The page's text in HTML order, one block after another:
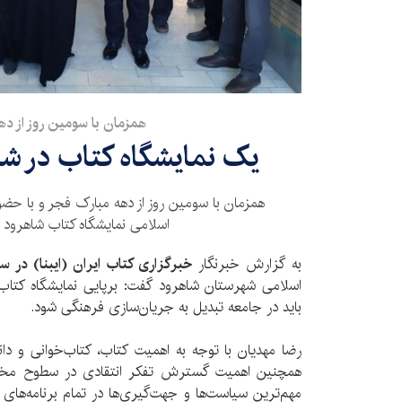
همزمان با سومین روز از
یک نمایشگاه کتاب در
همزمان با سومین روز از دهه مبارک فجر و با
اسلامی نمایشگاه کتاب
به گزارش خبرنگار خبرگزاری کتاب ایران (ایبنا) در
اسلامی شهرستان شاهرود گفت: برپایی نمایشگاه
باید در جامعه تبدیل به جریان‌سازی فرهنگی شود.
رضا مهدیان با توجه به اهمیت کتاب، کتاب‌خوانی و
همچنین اهمیت گسترش تفکر انتقادی در سطوح
مهم‌ترین سیاست‌ها و جهت‌گیری‌ها در تمام